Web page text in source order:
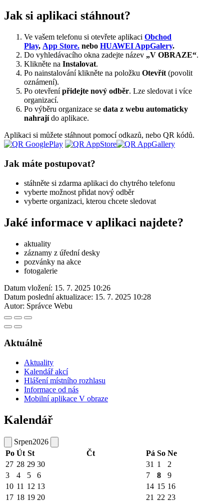
Jak si aplikaci stáhnout?
Ve vašem telefonu si otevřete aplikaci Obchod
Play, App Store. nebo HUAWEI AppGalery.
Do vyhledávacího okna zadejte název „V OBRAZE“.
Klikněte na Instalovat.
Po nainstalování klikněte na položku Otevřít (povolit
oznámení).
Po otevřenípřidejte nový odběr. Lze sledovat i více
organizací.
Po výběru organizace se data z webu automaticky
nahrajído aplikace.
Aplikaci si můžete stáhnout pomocí odkazů, nebo QR kódů.
Jak máte postupovat?
stáhněte si zdarma aplikaci do chytrého telefonu
vyberte možnost přidat nový odběr
vyberte organizaci, kterou chcete sledovat
Jaké informace v aplikaci najdete?
aktuality
záznamy z úřední desky
pozvánky na akce
fotogalerie
Datum vložení: 15. 7. 2025 10:26
Datum poslední aktualizace: 15. 7. 2025 10:28
Autor: Správce Webu
Aktuálně
Aktuality
Kalendář akcí
Hlášení místního rozhlasu
Informace od nás
Mobilní aplikace V obraze
Kalendář
Srpen2026
Po Út St Čt Pá So Ne
27 28 29 30 31 1
2
3
4 5 6 7 8
9
10 11 12 13 14 15 16
17 18 19 20 21 22 23